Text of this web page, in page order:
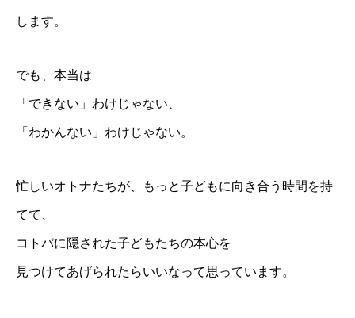
します。
でも、本当は
「できない」わけじゃない、
「わかんない」わけじゃない。
忙しいオトナたちが、もっと子どもに向き合う時間を持
てて、
コトバに隠された子どもたちの本心を
見つけてあげられたらいいなって思っています。